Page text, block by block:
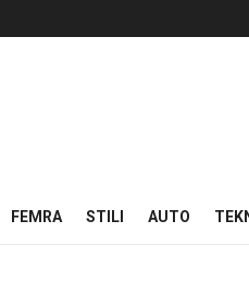
FEMRA STILI AUTO